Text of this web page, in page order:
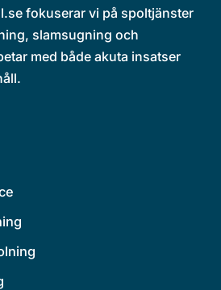
fokuserar vi på spoltjänster
slamsugning och
med både akuta insatser